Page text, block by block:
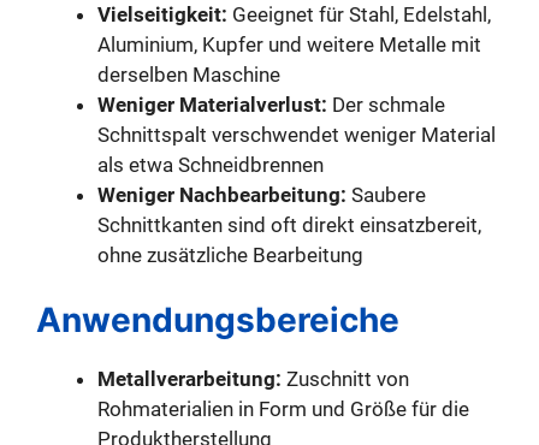
Vielseitigkeit: Geeignet für Stahl, Edelstahl,
Aluminium, Kupfer und weitere Metalle mit
derselben Maschine
Weniger Materialverlust: Der schmale
Schnittspalt verschwendet weniger Material
als etwa Schneidbrennen
Weniger Nachbearbeitung: Saubere
Schnittkanten sind oft direkt einsatzbereit,
ohne zusätzliche Bearbeitung
Anwendungsbereiche
Metallverarbeitung: Zuschnitt von
Rohmaterialien in Form und Größe für die
Produktherstellung